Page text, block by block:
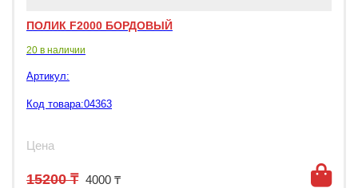
ПОЛИК F2000 БОРДОВЫЙ
20 в наличии
Артикул:
Код товара:04363
Цена
15200₸ Первоначальная цена составляла
4000 ₸Текущая цена: 4000 ₸.